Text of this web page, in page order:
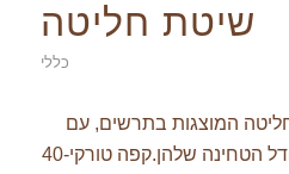
שיטת חליטה
כללי
המוצגות בתרשים, עם
תיאורים והסברים לערכי גודל הטחינה שלהן.קפה טורקי40-